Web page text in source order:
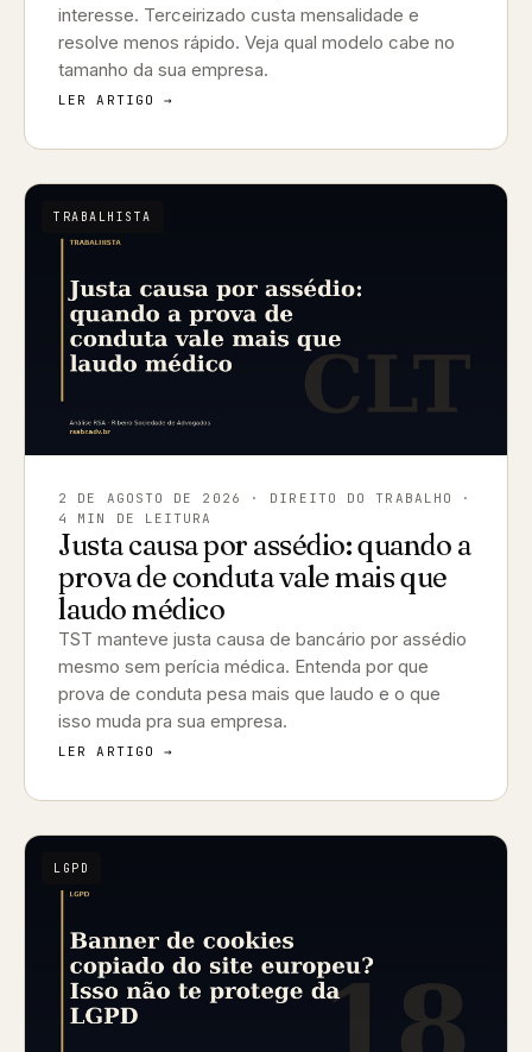
interesse. Terceirizado custa mensalidade e
resolve menos rápido. Veja qual modelo cabe no
tamanho da sua empresa.
LER ARTIGO →
TRABALHISTA
2 DE AGOSTO DE 2026
· DIREITO DO TRABALHO ·
4 MIN DE LEITURA
Justa causa por assédio: quando a
prova de conduta vale mais que
laudo médico
TST manteve justa causa de bancário por assédio
mesmo sem perícia médica. Entenda por que
prova de conduta pesa mais que laudo e o que
isso muda pra sua empresa.
LER ARTIGO →
LGPD